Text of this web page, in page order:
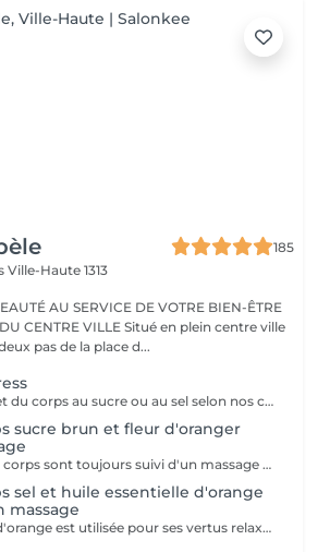
185
Ville-Haute 1313
AU SERVICE DE VOTRE BIEN-ÊTRE
Situé en plein centre ville
pas de la place d...
Gommage complet du corps au sucre ou au sel selon nos créations du moment suivi d'une douche.
sucre brun et fleur d'oranger
Les gommages du corps sont toujours suivi d'un massage à l'huile chaude.
sel et huile essentielle d'orange
massage
L'huile essentielle d'orange est utilisée pour ses vertus relaxantes et apaisantes. Elle aide à lutter contre le stress et facilite l'endormissement. Les gommages du corps sont suivis d'un massage complet à l'huile chaude.